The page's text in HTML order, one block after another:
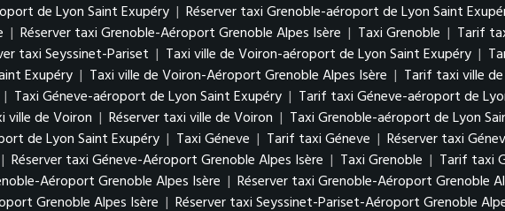
de Lyon Saint Exupéry | Réserver taxi Grenoble-aéroport de Lyon Saint
| Réserver taxi Grenoble-Aéroport Grenoble Alpes Isère | Taxi Grenoble | Tarif
taxi Seyssinet-Pariset | Taxi ville de Voiron-aéroport de Lyon Saint Exupéry |
Exupéry | Taxi ville de Voiron-Aéroport Grenoble Alpes Isère | Tarif taxi ville
| Taxi Géneve-aéroport de Lyon Saint Exupéry | Tarif taxi Géneve-aéroport de
ville de Voiron | Réserver taxi ville de Voiron | Taxi Grenoble-aéroport de Lyon
de Lyon Saint Exupéry | Taxi Géneve | Tarif taxi Géneve | Réserver taxi
| Réserver taxi Géneve-Aéroport Grenoble Alpes Isère | Taxi Grenoble | Tarif taxi
Aéroport Grenoble Alpes Isère | Réserver taxi Grenoble-Aéroport Grenoble
Grenoble Alpes Isère | Réserver taxi Seyssinet-Pariset-Aéroport Grenoble